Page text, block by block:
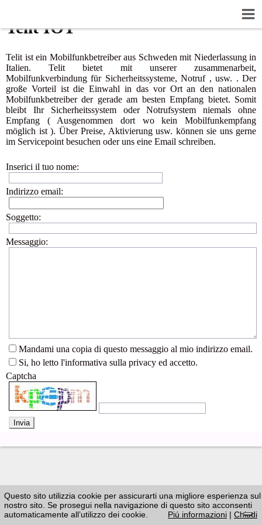
Telit IOT
Telit ist ein Mobilfunkbetreiber aus Schweden mit Niederlassung in
Italien. Telit bietet mit unserer zusammenarbeit,
Mobilfunkverbindung für Sicherheitssysteme, Notruf , usw. . Der
große Vorteil ist die Einwahl in das vor Ort an den nationalen
Mobilfunkbetreiber der gerade am besten Empfang bietet. Somit
bleibt Ihr Sicherheitssystem oder Notrufsystem niemals ohne
Empfang ( Ausgenommen dort wo kein Mobilfunkempfang
möglich ist ). Über Preise, Aktivierung usw. können sie uns gerne
im Servicepoint besuchen oder uns eine Email schreiben.
Inserici il tuo nome:
Indirizzo email:
Soggetto:
Messaggio:
Mandami una copia di questo messaggio al mio indirizzo email.
Si, ho letto l'informativa sulla privacy ed accetto.
Captcha
Questo sito utilizzia cookie per assicurarti una migliore esperienza sul
nostro sito. Se prosegui nella navigazione di questo sito acconsenti
automaticamente all’utilizzo dei cookie.
Piú informazioni | Chiudi